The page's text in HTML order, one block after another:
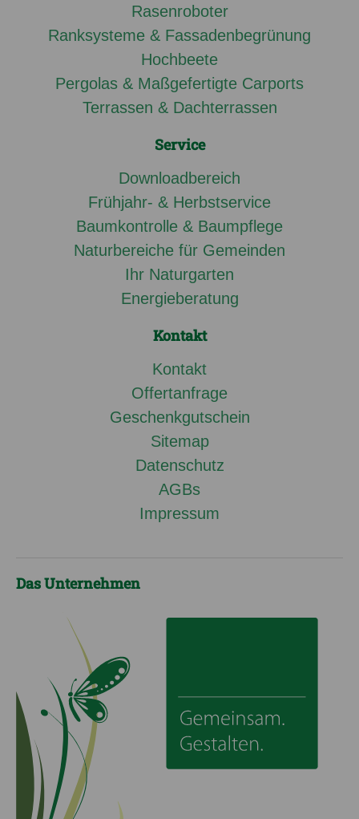
Rasenroboter
Ranksysteme & Fassadenbegrünung
Hochbeete
Pergolas & Maßgefertigte Carports
Terrassen & Dachterrassen
Service
Downloadbereich
Frühjahr- & Herbstservice
Baumkontrolle & Baumpflege
Naturbereiche für Gemeinden
Ihr Naturgarten
Energieberatung
Kontakt
Kontakt
Offertanfrage
Geschenkgutschein
Sitemap
Datenschutz
AGBs
Impressum
Das Unternehmen